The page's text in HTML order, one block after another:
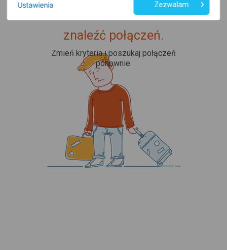
Upss... Nie udało nam się
znaleźć połączeń.
Zmień kryteria i poszukaj połączeń
ponownie.
Ustawienia Zezwalam